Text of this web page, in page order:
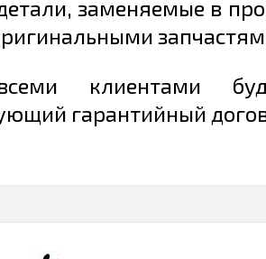
заменяемые в
клиентами
гарантийный